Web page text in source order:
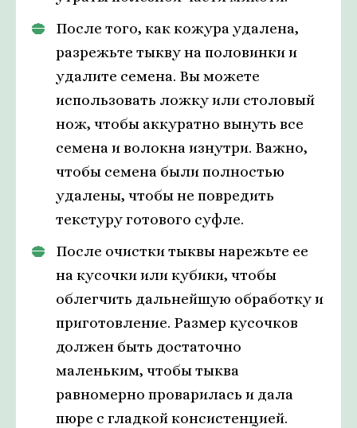
После того, как кожура удалена,
разрежьте тыкву на половинки и
удалите семена. Вы можете
использовать ложку или столовый
нож, чтобы аккуратно вынуть все
семена и волокна изнутри. Важно,
чтобы семена были полностью
удалены, чтобы не повредить
текстуру готового суфле.
После очистки тыквы нарежьте ее
на кусочки или кубики, чтобы
облегчить дальнейшую обработку и
приготовление. Размер кусочков
должен быть достаточно
маленьким, чтобы тыква
равномерно проварилась и дала
пюре с гладкой консистенцией.